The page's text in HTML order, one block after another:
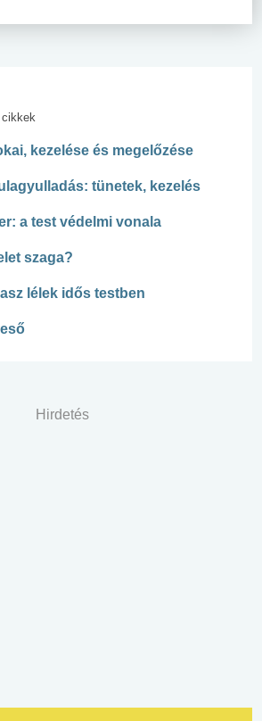
cikkek
kezelése és megelőzése
tünetek, kezelés
a test védelmi vonala
szaga?
lélek idős testben
Hirdetés